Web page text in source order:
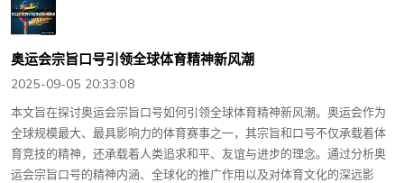
奥运会宗旨口号引领全球体育精神新风潮
2025-09-05 20:33:08
本文旨在探讨奥运会宗旨口号如何引领全球体育精神新风潮。奥运会作为
全球规模最大、最具影响力的体育赛事之一，其宗旨和口号不仅承载着体
育竞技的精神，还承载着人类追求和平、友谊与进步的理念。通过分析奥
运会宗旨口号的精神内涵、全球化的推广作用以及对体育文化的深远影